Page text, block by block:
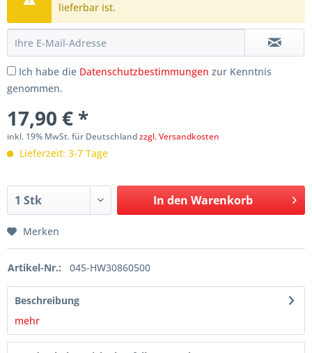
lieferbar ist.
Ich habe die Datenschutzbestimmungen zur Kenntnis
genommen.
17,90 € *
inkl. 19% MwSt. für Deutschlandzzgl. Versandkosten
Lieferzeit: 3-7 Tage
In den Warenkorb
Merken
Artikel-Nr.: 045-HW30860500
Beschreibung
mehr